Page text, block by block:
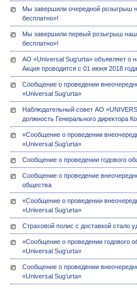
Мы завершили очередной розыгрыш
бесплатно»!
Мы завершили первый розыгрыш
бесплатно»!
АО «Universal Sug’urta» объявляет о
Акция проводится с 01 июня 2018
Сообщение о проведении
«Universal Sug’urta»
Наблюдательный совет АО
должность Генерального директора
«Сообщение о проведении
«Universal Sug’urta»
Сообщение о проведении годового
Сообщение о проведение
общества
«Сообщение о проведении
«Universal Sug’urta»
Страховой полис с доставкой стало
«Сообщение о проведении годового
«Universal Sug’urta»
Сообщение о проведении
«Universal Sug’urta»